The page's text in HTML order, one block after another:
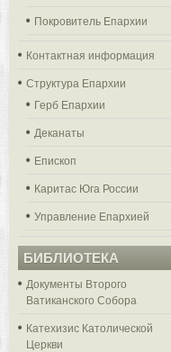
Покровитель Епархии
Контактная информация
Структура Епархии
Герб Епархии
Деканаты
Епископ
Каритас Юга России
Управление Епархией
БИБЛИОТЕКА
Документы Второго
Ватиканского Собора
Катехизис Католической
Церкви